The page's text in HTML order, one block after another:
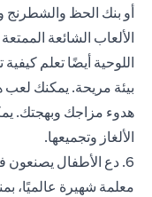
أو بنك الحظ والشطرنج
الألعاب الشائعة
اللوحية أيضًا تعلم
بيئة مريحة. يمكنك لعب
هدوء مزاجك وبهجتك.
الألغاز وتجميعها.
6. دع الأطفال يصنعون
معلمة شهيرة عالميًا،